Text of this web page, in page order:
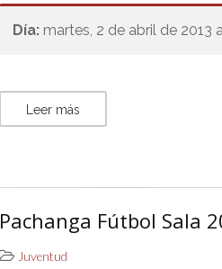
Día: martes, 2 de abril de 2013
Leer más
Pachanga Fútbol Sala
Juventud